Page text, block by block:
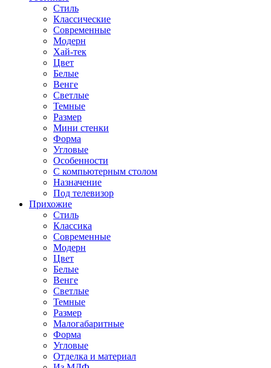
Стиль
Классические
Современные
Модерн
Хай-тек
Цвет
Белые
Венге
Светлые
Темные
Размер
Мини стенки
Форма
Угловые
Особенности
С компьютерным столом
Назначение
Под телевизор
Прихожие
Стиль
Классика
Современные
Модерн
Цвет
Белые
Венге
Светлые
Темные
Размер
Малогабаритные
Форма
Угловые
Отделка и материал